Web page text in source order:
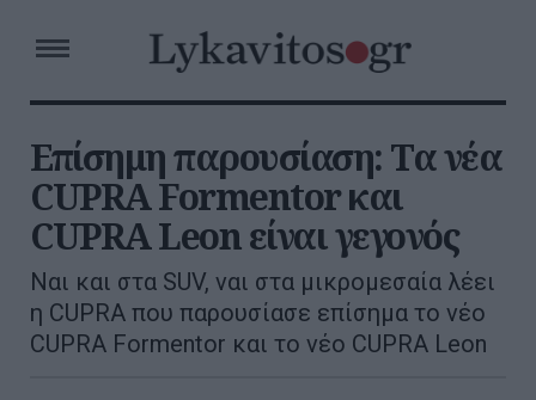
Επίσημη παρουσίαση: Τα νέα
CUPRA Formentor και
CUPRA Leon είναι γεγονός
Ναι και στα SUV, ναι στα μικρομεσαία λέει
η CUPRA που παρουσίασε επίσημα το νέο
CUPRA Formentor και το νέο CUPRA Leon